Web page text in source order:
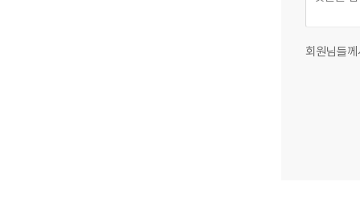
회원님들